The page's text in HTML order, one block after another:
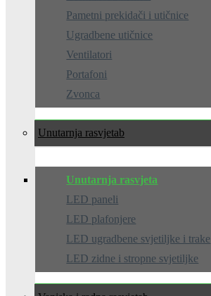
Pametni prekidači i utičnice
Ugradbene utičnice
Ventilatori
Portafoni
Zvonca
Unutarnja rasvjeta
Unutarnja rasvjeta
LED paneli
LED plafonjere
LED ugradbene svjetiljke i trake
LED zidne i stropne svjetiljke